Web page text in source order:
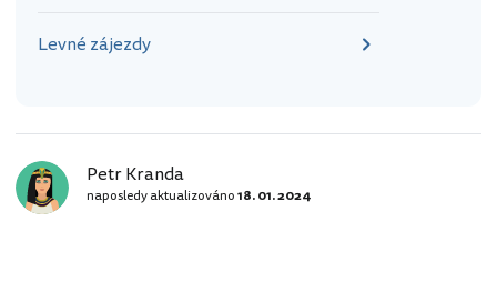
Levné zájezdy
Petr Kranda
naposledy aktualizováno18. 01. 2024